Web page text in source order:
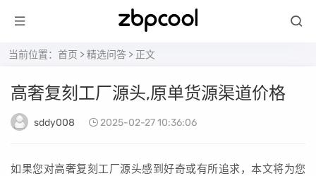
当前位置： 首页 >精选问答 > 正文
高奢复刻工厂源头,原单货源渠道价格
sddy008 2025-02-27 10:36:06
如果您对高奢复刻工厂源头感到好奇或有所追求，本文将为您